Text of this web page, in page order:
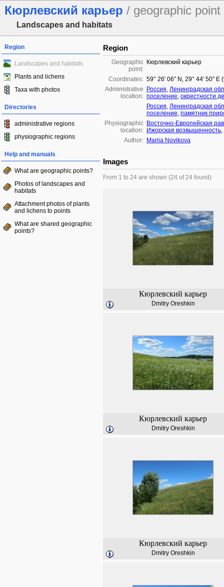
Кюрлевский карьер / geographic point
Landscapes and habitats
Region
Landscapes and habitats
Plants and lichens
Taxa with photos
Directories
administrative regions
physiographic regions
Help and manuals
What are geographic points?
Photos of landscapes and
habitats
Attachment photos of plants
and lichens to points
What are shared geographic
points?
Region
Geographic
point:
Кюрлевский карьер
Coordinates: 59° 26′ 06″ N, 29° 44′ 50″
Administrative
location:
Россия, Ленинградская
поселение, окрестности
Россия, Ленинградская
поселение, памятник
Physiographic
location:
Восточно-Европейская
Ижорская возвышенность,
Author: Mariia Novikova
Images
From 1 to 24 are shown (24 of 24 found)
Кюрлевский карьер
Dmitry Oreshkin
Кюрлевский карьер
Dmitry Oreshkin
Кюрлевский карьер
Dmitry Oreshkin